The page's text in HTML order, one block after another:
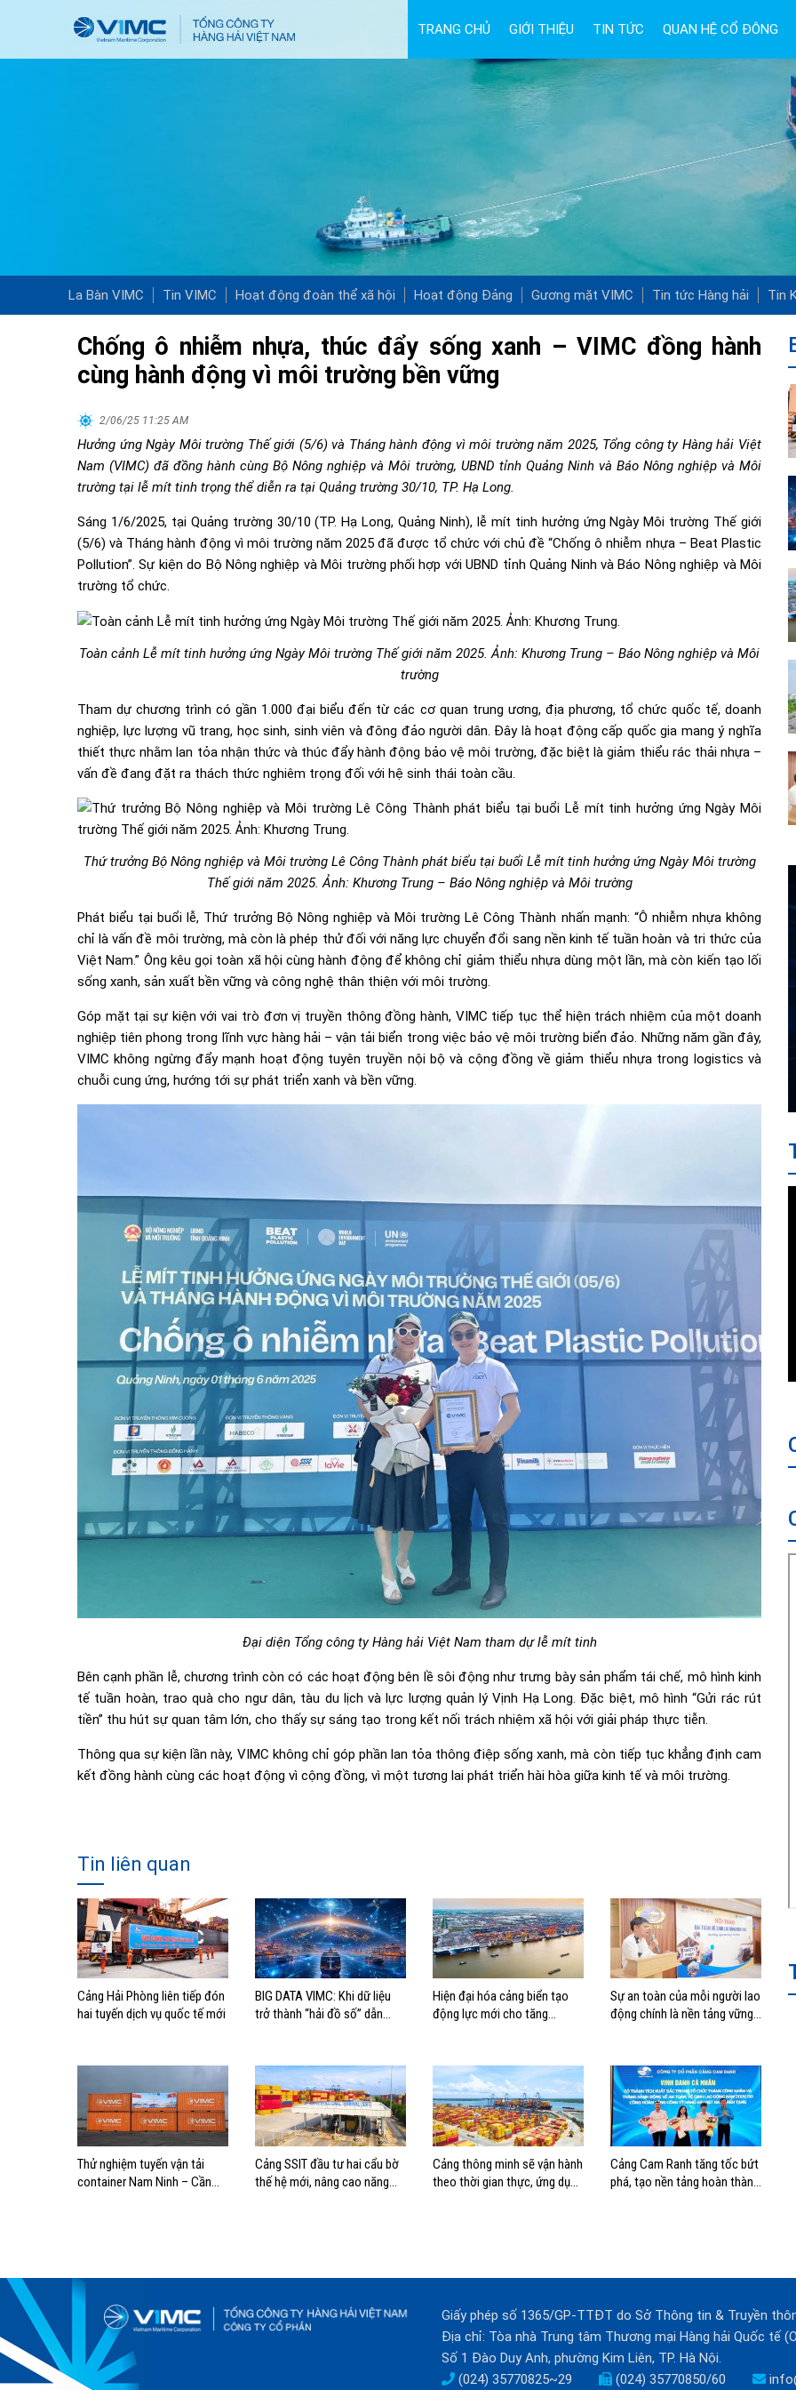
TRANG CHỦ GIỚI THIỆU TIN TỨC QUAN HỆ CỔ ĐÔNG
La Bàn VIMC Tin VIMC Hoạt động đoàn thể xã hội Hoạt động Đảng Gương mặt VIMC Tin tức Hàng hải Tin
Chống ô nhiễm nhựa, thúc đẩy sống xanh – VIMC đồng hành
cùng hành động vì môi trường bền vững
2/06/25 11:25 AM
Hưởng ứng Ngày Môi trường Thế giới (5/6) và Tháng hành động vì môi trường năm 2025, Tổng công ty Hàng hải Việt
Nam (VIMC) đã đồng hành cùng Bộ Nông nghiệp và Môi trường, UBND tỉnh Quảng Ninh và Báo Nông nghiệp và Môi
trường tại lễ mít tinh trọng thể diễn ra tại Quảng trường 30/10, TP. Hạ Long.
Sáng 1/6/2025, tại Quảng trường 30/10 (TP. Hạ Long, Quảng Ninh), lễ mít tinh hưởng ứng Ngày Môi trường Thế giới
(5/6) và Tháng hành động vì môi trường năm 2025 đã được tổ chức với chủ đề “Chống ô nhiễm nhựa – Beat Plastic
Pollution”. Sự kiện do Bộ Nông nghiệp và Môi trường phối hợp với UBND tỉnh Quảng Ninh và Báo Nông nghiệp và Môi
trường tổ chức.
Toàn cảnh Lễ mít tinh hưởng ứng Ngày Môi trường Thế giới năm 2025. Ảnh: Khương Trung – Báo Nông nghiệp và Môi
trường
Tham dự chương trình có gần 1.000 đại biểu đến từ các cơ quan trung ương, địa phương, tổ chức quốc tế, doanh
nghiệp, lực lượng vũ trang, học sinh, sinh viên và đông đảo người dân. Đây là hoạt động cấp quốc gia mang ý nghĩa
thiết thực nhằm lan tỏa nhận thức và thúc đẩy hành động bảo vệ môi trường, đặc biệt là giảm thiểu rác thải nhựa –
vấn đề đang đặt ra thách thức nghiêm trọng đối với hệ sinh thái toàn cầu.
Thứ trưởng Bộ Nông nghiệp và Môi trường Lê Công Thành phát biểu tại buổi Lễ mít tinh hưởng ứng Ngày Môi trường
Thế giới năm 2025. Ảnh: Khương Trung – Báo Nông nghiệp và Môi trường
Phát biểu tại buổi lễ, Thứ trưởng Bộ Nông nghiệp và Môi trường Lê Công Thành nhấn mạnh: “Ô nhiễm nhựa không
chỉ là vấn đề môi trường, mà còn là phép thử đối với năng lực chuyển đổi sang nền kinh tế tuần hoàn và tri thức của
Việt Nam.” Ông kêu gọi toàn xã hội cùng hành động để không chỉ giảm thiểu nhựa dùng một lần, mà còn kiến tạo lối
sống xanh, sản xuất bền vững và công nghệ thân thiện với môi trường.
Góp mặt tại sự kiện với vai trò đơn vị truyền thông đồng hành, VIMC tiếp tục thể hiện trách nhiệm của một doanh
nghiệp tiên phong trong lĩnh vực hàng hải – vận tải biển trong việc bảo vệ môi trường biển đảo. Những năm gần đây,
VIMC không ngừng đẩy mạnh hoạt động tuyên truyền nội bộ và cộng đồng về giảm thiểu nhựa trong logistics và
chuỗi cung ứng, hướng tới sự phát triển xanh và bền vững.
Đại diện Tổng công ty Hàng hải Việt Nam tham dự lễ mít tinh
Bên cạnh phần lễ, chương trình còn có các hoạt động bên lề sôi động như trưng bày sản phẩm tái chế, mô hình kinh
tế tuần hoàn, trao quà cho ngư dân, tàu du lịch và lực lượng quản lý Vịnh Hạ Long. Đặc biệt, mô hình “Gửi rác rút
tiền” thu hút sự quan tâm lớn, cho thấy sự sáng tạo trong kết nối trách nhiệm xã hội với giải pháp thực tiễn.
Thông qua sự kiện lần này, VIMC không chỉ góp phần lan tỏa thông điệp sống xanh, mà còn tiếp tục khẳng định cam
kết đồng hành cùng các hoạt động vì cộng đồng, vì một tương lai phát triển hài hòa giữa kinh tế và môi trường.
Tin liên quan
Cảng Hải Phòng liên tiếp đón
hai tuyến dịch vụ quốc tế mới
BIG DATA VIMC: Khi dữ liệu
trở thành “hải đồ số” dẫn
Hiện đại hóa cảng biển tạo
động lực mới cho tăng
Sự an toàn của mỗi người lao
động chính là nền tảng vững
Thử nghiệm tuyến vận tải
container Nam Ninh – Cần
Cảng SSIT đầu tư hai cẩu bờ
thế hệ mới, nâng cao năng
Cảng thông minh sẽ vận hành
theo thời gian thực, ứng dụng
Cảng Cam Ranh tăng tốc bứt
phá, tạo nền tảng hoàn thành
Giấy phép số 1365/GP-TTĐT do Sở Thông tin & Truyền
Địa chỉ: Tòa nhà Trung tâm Thương mại Hàng hải Quốc tế
Số 1 Đào Duy Anh, phường Kim Liên, TP. Hà Nội.
(024) 35770825~29
(024) 35770850/60